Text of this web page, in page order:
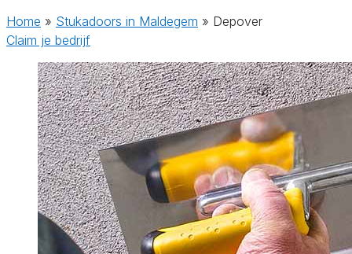
Home » Stukadoors in Maldegem » Depover
Claim je bedrijf